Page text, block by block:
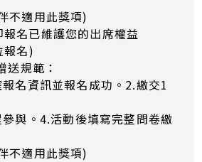
不適用此獎項)
名已維護您的出席權益
報名)
送規範：
名資訊並報名成功。2.繳交1
與。4.活動後填寫完整問卷繳
不適用此獎項)